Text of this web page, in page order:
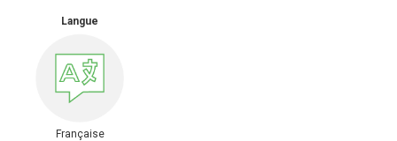
Langue
Française